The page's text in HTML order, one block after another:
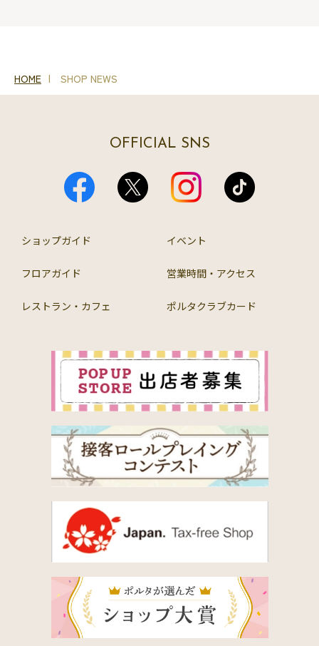
HOME SHOP NEWS
OFFICIAL SNS
ショップガイド イベント
フロアガイド 営業時間・アクセス
レストラン・カフェ ポルタクラブカード